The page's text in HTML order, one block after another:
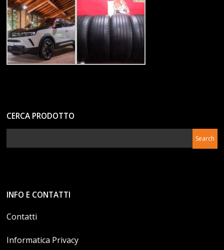
CERCA PRODOTTO
INFO E CONTATTI
Contatti
Informatica Privacy